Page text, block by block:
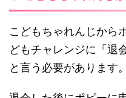
こどもちゃれんじから
どもチャレンジに「退
と言う必要があります。